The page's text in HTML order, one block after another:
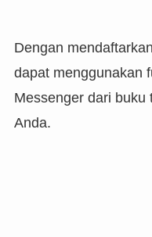
Dengan
dapat menggunakan
Messenger dari buku
Anda.